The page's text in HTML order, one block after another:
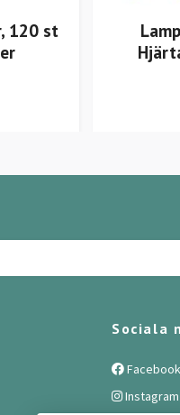
120 st
Sociala
Facebook
Instagram